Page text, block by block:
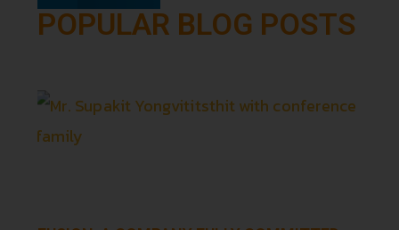
POPULAR BLOG POSTS